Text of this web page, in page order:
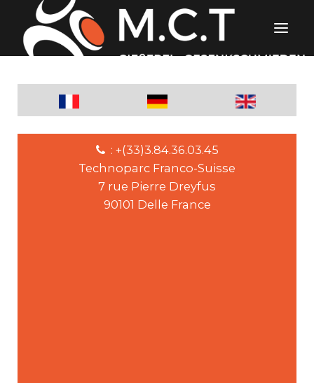
: +(33)3.84.36.03.45
Technoparc Franco-Suisse
7 rue Pierre Dreyfus
90101 Delle France